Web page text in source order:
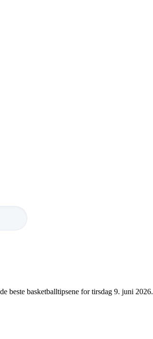
beste basketballtipsene for tirsdag 9. juni 2026.